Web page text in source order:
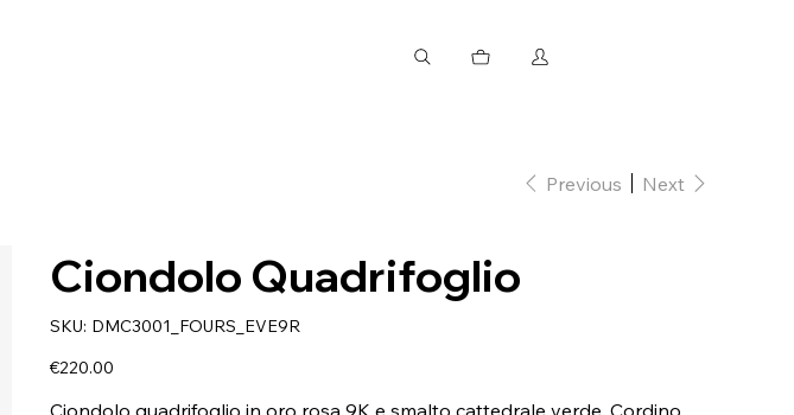
Previous Next
Ciondolo Quadrifoglio
SKU: SKU
DMC3001_FOURS_EVE9R
DMC3001_FOURS_EVE9R
Price
€220.00